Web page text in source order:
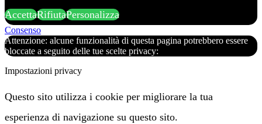
AccettaRifiutaPersonalizza
Consenso
Attenzione: alcune funzionalità di questa pagina potrebbero essere
bloccate a seguito delle tue scelte privacy:
Impostazioni privacy
Questo sito utilizza i cookie per migliorare la tua
esperienza di navigazione su questo sito.